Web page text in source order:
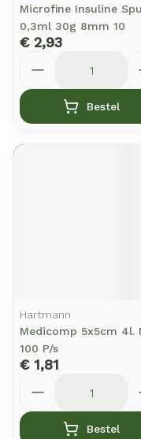
Microfine Insuline
0,3ml 30g 8mm 10
€ 2,93
Bestel
Hartmann
Medicomp 5x5cm 4l.
100 P/s
€ 1,81
Bestel